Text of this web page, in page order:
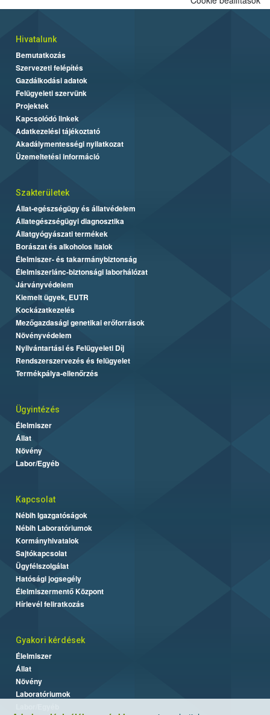
Hivatalunk
Bemutatkozás
Szervezeti felépítés
Gazdálkodási adatok
Felügyeleti szervünk
Projektek
Kapcsolódó linkek
Adatkezelési tájékoztató
Akadálymentességi nyilatkozat
Üzemeltetési információ
Szakterületek
Állat-egészségügy és állatvédelem
Állategészségügyi diagnosztika
Állatgyógyászati termékek
Borászat és alkoholos italok
Élelmiszer- és takarmánybiztonság
Élelmiszerlánc-biztonsági laborhálózat
Járványvédelem
Kiemelt ügyek, EUTR
Kockázatkezelés
Mezőgazdasági genetikai erőforrások
Növényvédelem
Nyilvántartási és Felügyeleti Díj
Rendszerszervezés és felügyelet
Termékpálya-ellenőrzés
Ügyintézés
Élelmiszer
Állat
Növény
Labor/Egyéb
Kapcsolat
Nébih Igazgatóságok
Nébih Laboratóriumok
Kormányhivatalok
Sajtókapcsolat
Ügyfélszolgálat
Hatósági jogsegély
Élelmiszermentő Központ
Hírlevél feliratkozás
Gyakori kérdések
Élelmiszer
Állat
Növény
Laboratóriumok